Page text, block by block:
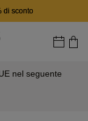
di sconto
nel seguente